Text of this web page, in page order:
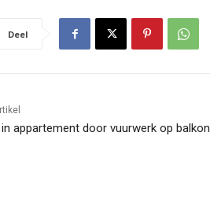
Deel
appartement door vuurwerk op balkon